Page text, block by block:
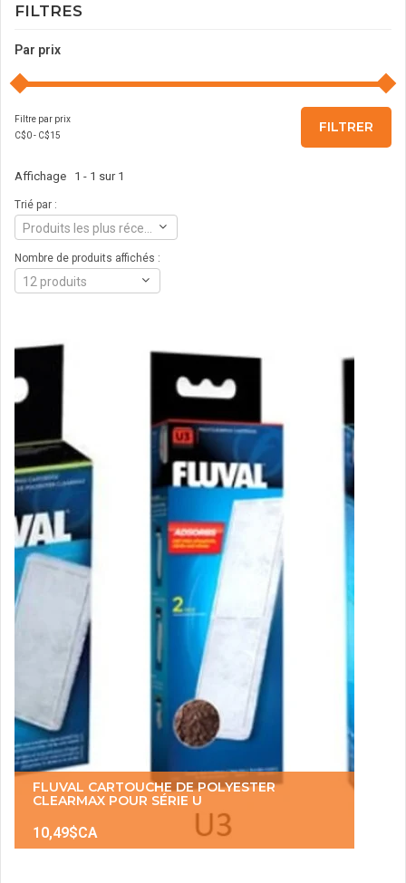
FILTRES
Par prix
Filtre par prix
C$0- C$15
FILTRER
Affichage 1 - 1 sur 1
Trié par :
Nombre de produits affichés :
12 produits
FLUVAL CARTOUCHE DE POLYESTER
CLEARMAX POUR SÉRIE U
10,49$CA